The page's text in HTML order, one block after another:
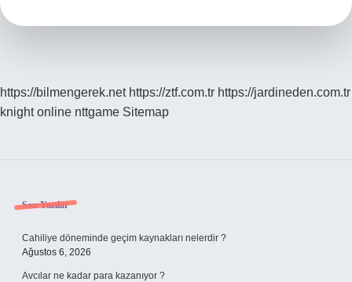
https://bilmengerek.net https://ztf.com.tr https://jardineden.com.tr
knight online nttgame Sitemap
Sidebar
Son Yazılar
Cahiliye döneminde geçim kaynakları nelerdir ?
Ağustos 6, 2026
Avcılar ne kadar para kazanıyor ?